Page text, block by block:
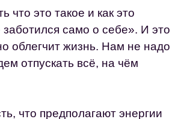
что это такое и как это
само о себе». И это
облегчит жизнь. Нам не надо
отпускать всё, на чём
что предполагают энергии